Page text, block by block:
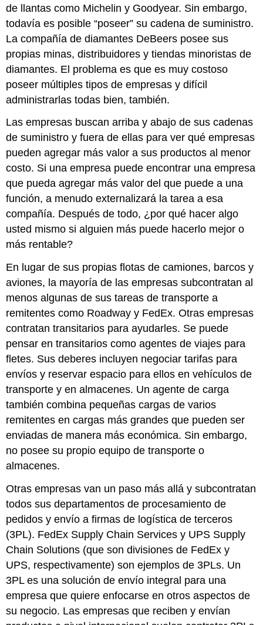
revisión
Referencias
de llantas como Michelin y Goodyear. Sin embargo,
todavía es posible “poseer” su cadena de suministro.
La compañía de diamantes DeBeers posee sus
propias minas, distribuidores y tiendas minoristas de
diamantes. El problema es que es muy costoso
poseer múltiples tipos de empresas y difícil
administrarlas todas bien, también.
Las empresas buscan arriba y abajo de sus cadenas
de suministro y fuera de ellas para ver qué empresas
pueden agregar más valor a sus productos al menor
costo. Si una empresa puede encontrar una empresa
que pueda agregar más valor del que puede a una
función, a menudoexternalizará la tarea a esa
compañía. Después de todo, ¿por qué hacer algo
usted mismo si alguien más puede hacerlo mejor o
más rentable?
En lugar de sus propias flotas de camiones, barcos y
aviones, la mayoría de las empresas subcontratan al
menos algunas de sus tareas de transporte a
remitentes como Roadway y FedEx. Otras empresas
contratan transitarios para ayudarles. Se puede
pensar entransitarios como agentes de viajes para
fletes. Sus deberes incluyen negociar tarifas para
envíos y reservar espacio para ellos en vehículos de
transporte y en almacenes. Un agente de carga
también combina pequeñas cargas de varios
remitentes en cargas más grandes que pueden ser
enviadas de manera más económica. Sin embargo,
no posee su propio equipo de transporte o
almacenes.
Otras empresas van un paso más allá y subcontratan
todos sus departamentos de procesamiento de
pedidos y envío afirmas de logística de terceros
(3PL). FedEx Supply Chain Services y UPS Supply
Chain Solutions (que son divisiones de FedEx y
UPS, respectivamente) son ejemplos de 3PLs. Un
3PL es una solución de envío integral para una
empresa que quiere enfocarse en otros aspectos de
su negocio. Las empresas que reciben y envían